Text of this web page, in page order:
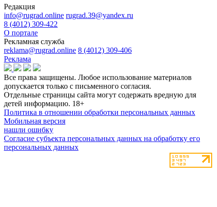
Редакция
info@rugrad.online rugrad.39@yandex.ru
8 (4012) 309-422
О портале
Рекламная служба
reklama@rugrad.online 8 (4012) 309-406
Реклама
Все права защищены. Любое использование материалов
допускается только с письменного согласия.
Отдельные страницы сайта могут содержать вредную для
детей информацию. 18+
Политика в отношении обработки персональных данных
Мобильная версия
нашли ошибку
Согласие субъекта персональных данных на обработку его
персональных данных